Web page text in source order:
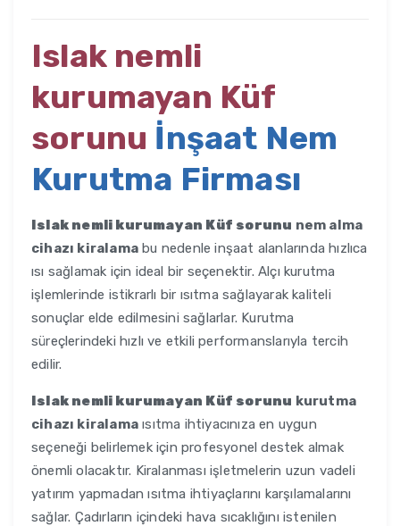
Islak nemli
kurumayan Küf
sorunu İnşaat Nem
Kurutma Firması
Islak nemli kurumayan Küf sorunu nem alma
cihazı kiralama bu nedenle inşaat alanlarında hızlıca
ısı sağlamak için ideal bir seçenektir. Alçı kurutma
işlemlerinde istikrarlı bir ısıtma sağlayarak kaliteli
sonuçlar elde edilmesini sağlarlar. Kurutma
süreçlerindeki hızlı ve etkili performanslarıyla tercih
edilir.
Islak nemli kurumayan Küf sorunu kurutma
cihazı kiralama ısıtma ihtiyacınıza en uygun
seçeneği belirlemek için profesyonel destek almak
önemli olacaktır. Kiralanması işletmelerin uzun vadeli
yatırım yapmadan ısıtma ihtiyaçlarını karşılamalarını
sağlar. Çadırların içindeki hava sıcaklığını istenilen